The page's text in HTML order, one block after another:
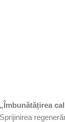
„Îmbunătățirea